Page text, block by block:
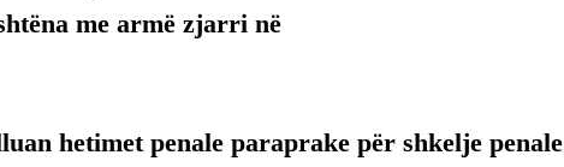
me armë zjarri në
hetimet penale paraprake për shkelje